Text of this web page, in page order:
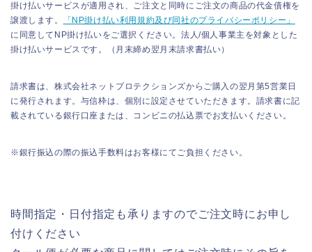
掛け払いサービスが適用され、ご注文と同時にご注文の商品の代金債権を
譲渡します。
「NP掛け払い利用規約及び同社のプライバシーポリシー」
に同意してNP掛け払いをご選択ください。法人/個人事業主を対象とした
掛け払いサービスです。（月末締め翌月末請求書払い）
請求書は、株式会社ネットプロテクションズからご購入の翌月第5営業日
に発行されます。与信枠は、個別に設定させていただきます。請求書に記
載されている銀行口座または、コンビニの払込票でお支払いください。
※銀行振込の際の振込手数料はお客様にてご負担ください。
時間指定・日付指定も承りますのでご注文時にお申し
付けください